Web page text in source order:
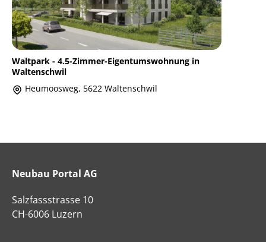
Waltpark - 4.5-Zimmer-Eigentumswohnung in
Waltenschwil
Heumoosweg, 5622 Waltenschwil
Neubau Portal AG
Salzfassstrasse 10
CH-6006 Luzern